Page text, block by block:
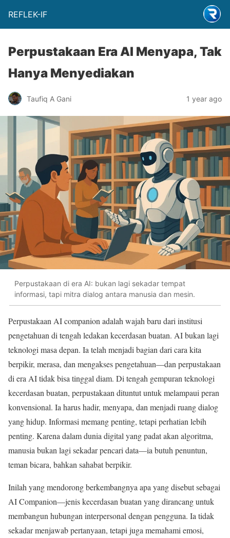
REFLEK-IF
Perpustakaan Era AI Menyapa, Tak
Hanya Menyediakan
Taufiq A Gani 1 year ago
Perpustakaan di era AI: bukan lagi sekadar tempat
informasi, tapi mitra dialog antara manusia dan mesin.
Perpustakaan AI companion adalah wajah baru dari institusi
pengetahuan di tengah ledakan kecerdasan buatan. AI bukan lagi
teknologi masa depan. Ia telah menjadi bagian dari cara kita
berpikir, merasa, dan mengakses pengetahuan—dan perpustakaan
di era AI tidak bisa tinggal diam. Di tengah gempuran teknologi
kecerdasan buatan, perpustakaan dituntut untuk melampaui peran
konvensional. Ia harus hadir, menyapa, dan menjadi ruang dialog
yang hidup. Informasi memang penting, tetapi perhatian lebih
penting. Karena dalam dunia digital yang padat akan algoritma,
manusia bukan lagi sekadar pencari data—ia butuh penuntun,
teman bicara, bahkan sahabat berpikir.
Inilah yang mendorong berkembangnya apa yang disebut sebagai
AI Companion—jenis kecerdasan buatan yang dirancang untuk
membangun hubungan interpersonal dengan pengguna. Ia tidak
sekadar menjawab pertanyaan, tetapi juga memahami emosi,